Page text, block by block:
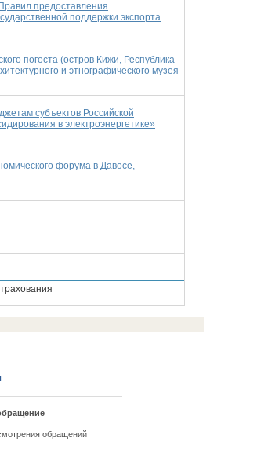
предоставления
поддержки экспорта
погоста (остров Кижи, Республика
и этнографического музея-
субъектов Российской
в электроэнергетике»
форума в Давосе,
обращений